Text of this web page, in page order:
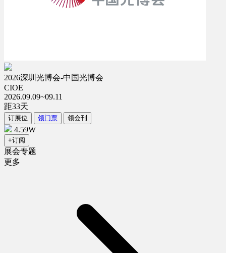
2026深圳光博会-中国光博会
CIOE
2026.09.09~09.11
距33天
订展位 领门票 领会刊
4.59W
+订阅
展会专题
更多